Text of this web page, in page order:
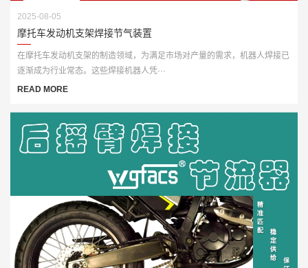
2025-08-05
摩托车发动机支架焊接节气装置
在摩托车发动机支架的制造领域，为满足市场对产量的需求，机器人焊接已
逐渐成为行业常态。这些焊接机器人凭···
READ MORE